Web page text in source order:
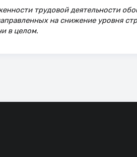
трудовой деятельности
на снижение уровня
в целом.